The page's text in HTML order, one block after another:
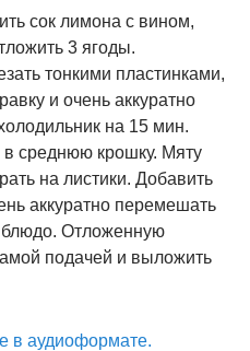
сок лимона с вином,
3 ягоды.
тонкими пластинками,
и очень аккуратно
на 15 мин.
среднюю крошку. Мяту
на листики. Добавить
аккуратно перемешать
блюдо. Отложенную
подачей и выложить
в аудиоформате.